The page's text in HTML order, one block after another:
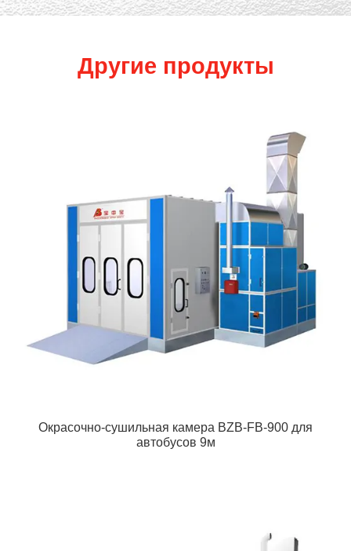
Другие продукты
Окрасочно-сушильная камера BZB-FB-900 для
автобусов 9м